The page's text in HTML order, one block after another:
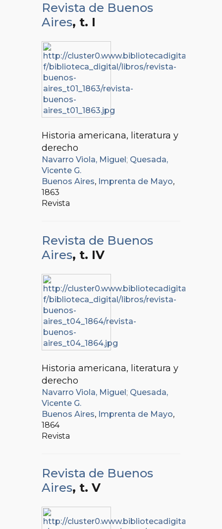
Revista de Buenos
Aires, t. I
Historia americana, literatura y
derecho
Navarro Viola, Miguel ; Quesada,
Vicente G.
Buenos Aires, Imprenta de Mayo,
1863
Revista
Revista de Buenos
Aires, t. IV
Historia americana, literatura y
derecho
Navarro Viola, Miguel ; Quesada,
Vicente G.
Buenos Aires, Imprenta de Mayo,
1864
Revista
Revista de Buenos
Aires, t. V